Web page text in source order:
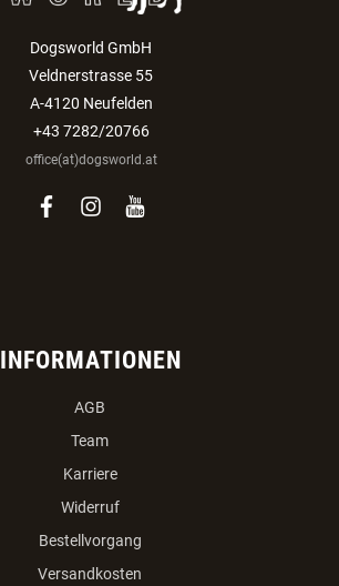
Dogsworld GmbH
Veldnerstrasse 55
A-4120 Neufelden
+43 7282/20766
office(at)dogsworld.at
facebook
instagram
youtube
INFORMATIONEN
AGB
Team
Karriere
Widerruf
Bestellvorgang
Versandkosten